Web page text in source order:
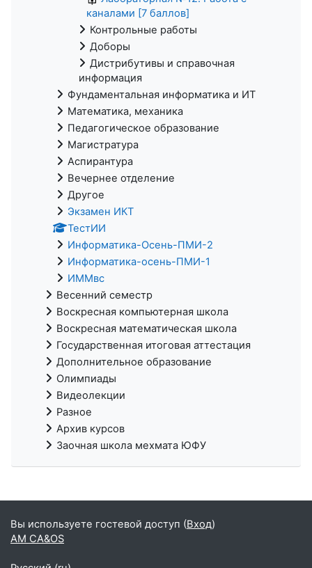
каналами [7 баллов]
Контрольные работы
Доборы
Дистрибутивы и справочная
информация
Фундаментальная информатика и ИТ
Математика, механика
Педагогическое образование
Магистратура
Аспирантура
Вечернее отделение
Другое
Экзамен ИКТ
ТестИИ
Информатика-Осень-ПМИ-2
Информатика-осень-ПМИ-1
ИММвс
Весенний семестр
Воскресная компьютерная школа
Воскресная математическая школа
Государственная итоговая аттестация
Дополнительное образование
Олимпиады
Видеолекции
Разное
Архив курсов
Заочная школа мехмата ЮФУ
Вы используете гостевой доступ (Вход)
AM CA&OS